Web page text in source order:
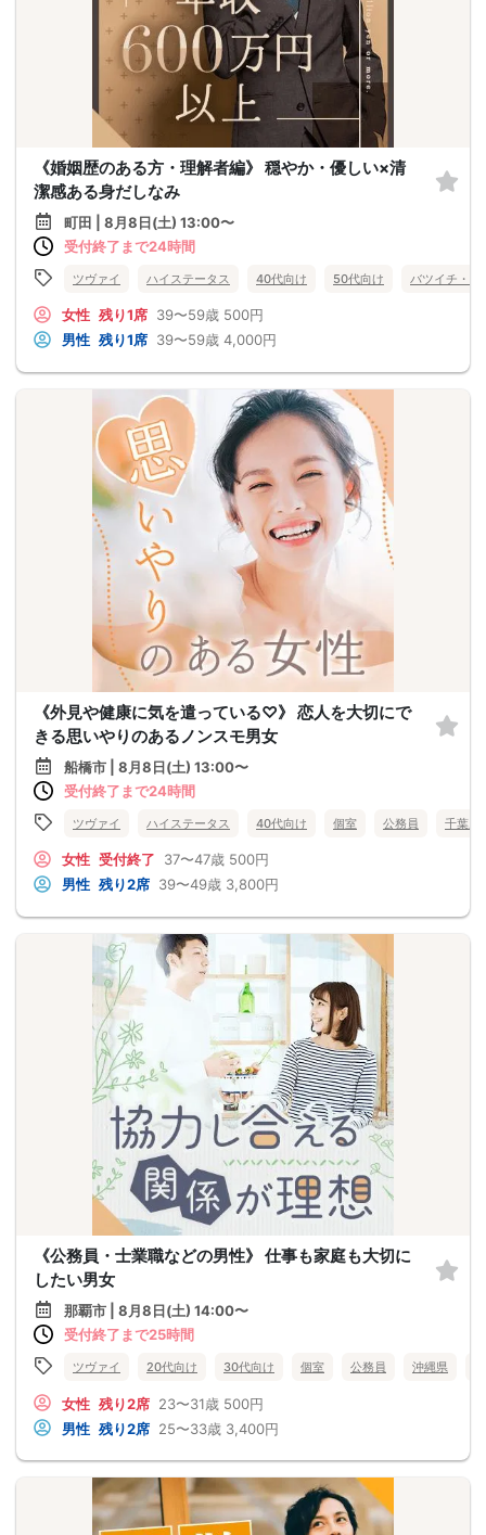
《婚姻歴のある方・理解者編》 穏やか・優しい×清
潔感ある身だしなみ
町田 | 8月8日(土) 13:00〜
受付終了まで24時間
ツヴァイ ハイステータス 40代向け 50代向け バツイチ・再
女性 残り1席 39〜59歳 500円
男性 残り1席 39〜59歳 4,000円
《外見や健康に気を遣っている♡》 恋人を大切にで
きる思いやりのあるノンスモ男女
船橋市 | 8月8日(土) 13:00〜
受付終了まで24時間
ツヴァイ ハイステータス 40代向け 個室 公務員 千葉県
女性 受付終了 37〜47歳 500円
男性 残り2席 39〜49歳 3,800円
《公務員・士業職などの男性》 仕事も家庭も大切に
したい男女
那覇市 | 8月8日(土) 14:00〜
受付終了まで25時間
ツヴァイ 20代向け 30代向け 個室 公務員 沖縄県
女性 残り2席 23〜31歳 500円
男性 残り2席 25〜33歳 3,400円